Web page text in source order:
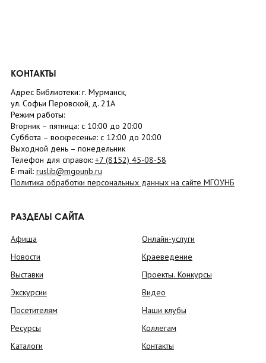
КОНТАКТЫ
Адрес Библиотеки: г. Мурманск,
ул. Софьи Перовской, д. 21А
Режим работы:
Вторник – пятница: с 10:00 до 20:00
Суббота – воскресенье: c 12:00 до 20:00
Выходной день – понедельник
Телефон для справок: +7 (8152) 45-08-58
E-mail: ruslib@mgounb.ru
Политика обработки персональных данных на сайте МГОУНБ
РАЗДЕЛЫ САЙТА
Афиша
Новости
Выставки
Экскурсии
Посетителям
Ресурсы
Каталоги
Онлайн-услуги
Краеведение
Проекты. Конкурсы
Видео
Наши клубы
Коллегам
Контакты